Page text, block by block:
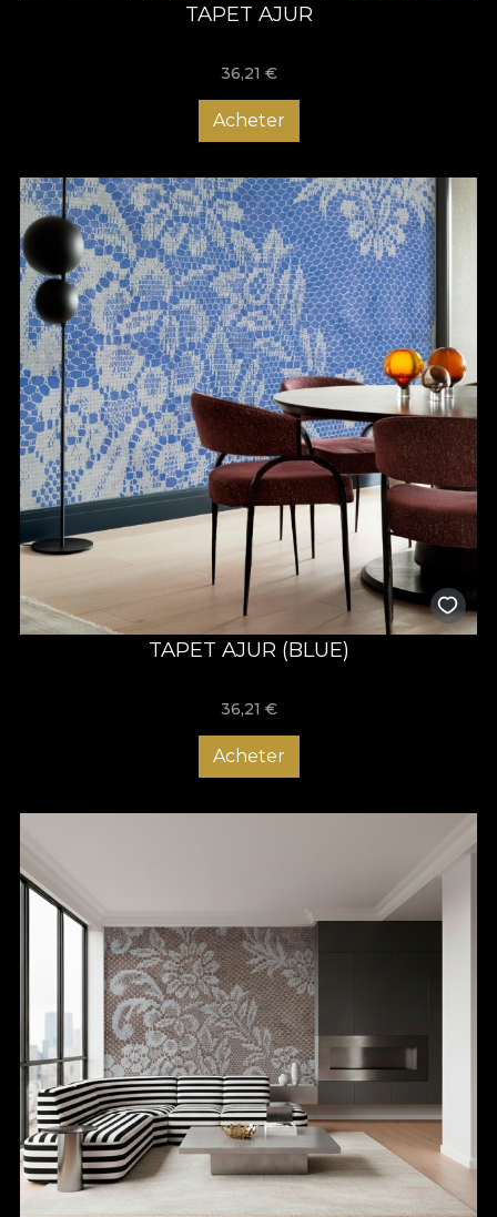
TAPET AJUR
36,21 €
Acheter
TAPET AJUR (BLUE)
36,21 €
Acheter